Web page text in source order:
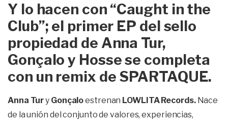
Y lo hacen con “Caught in the
Club”; el primer EP del sello
propiedad de Anna Tur,
Gonçalo y Hosse se completa
con un remix de SPARTAQUE.
Anna Tury Gonçaloestrenan LOWLITA Records.Nace
de la unión del conjunto de valores, experiencias,